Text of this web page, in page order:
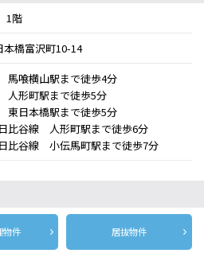
1階
本橋富沢町10-14
喰横山駅まで徒歩4分
形町駅まで徒歩5分
日本橋駅まで徒歩5分
比谷線 人形町駅まで徒歩6分
比谷線 小伝馬町駅まで徒歩7分
物件 居抜物件